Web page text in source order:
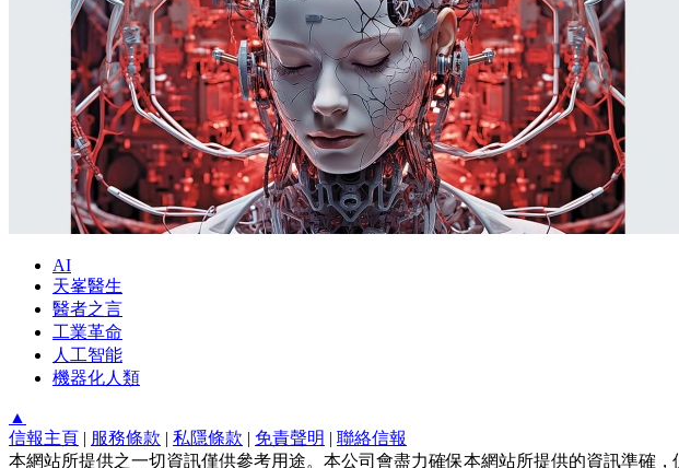
AI
天峯醫生
醫者之言
工業革命
人工智能
機器化人類
▲
信報主頁 | 服務條款 | 私隱條款 | 免責聲明 | 聯絡信報
本網站所提供之一切資訊僅供參考用途。本公司會盡力確保本網站所提供的資訊準確